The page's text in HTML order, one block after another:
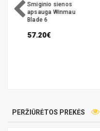
Smiginio sienos
apsauga Winmau
Blade 6
57.20€
PERŽIŪRĖTOS PREKĖS